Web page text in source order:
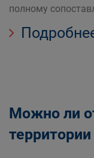
полному
Можно ли